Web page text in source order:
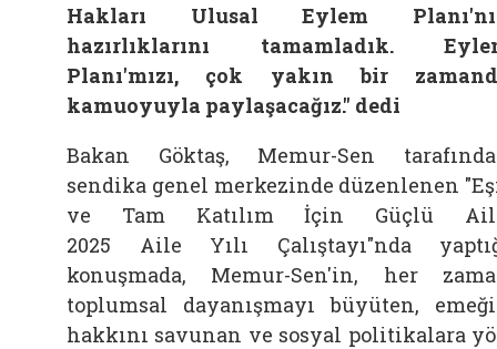
Hakları Ulusal Eylem
hazırlıklarını tamamladık.
Planı'mızı, çok yakın bir
kamuoyuyla paylaşacağız." dedi
Bakan
Göktaş, Memur-Sen
sendika genel merkezinde düzenlenen
ve Tam Katılım İçin Güçlü
2025
Aile
Yılı Çalıştayı"nda
konuşmada, Memur-Sen'in, her
toplumsal dayanışmayı büyüten,
hakkını savunan ve sosyal politikalara